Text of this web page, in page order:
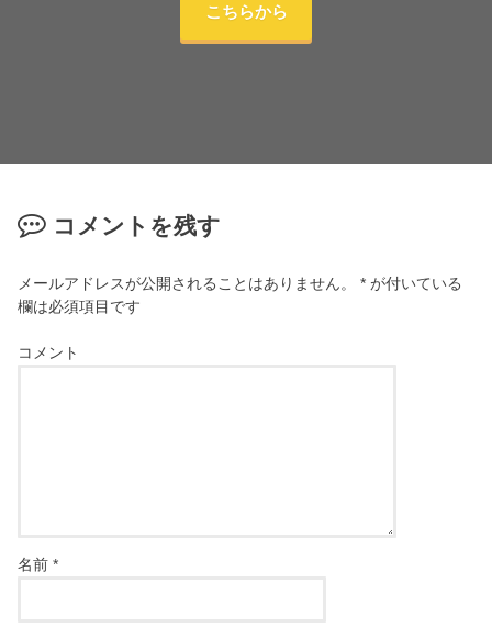
こちらから
コメントを残す
メールアドレスが公開されることはありません。 * が付いている
欄は必須項目です
コメント
名前*